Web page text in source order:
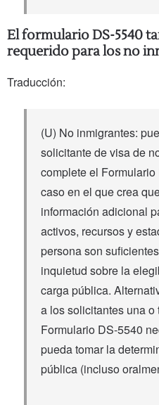
El formulario DS-5540
requerido para los no
Traducción:
(U) No inmigrantes:
solicitante de visa de
complete el
caso en el que crea
información adicional
activos, recursos y
persona son
inquietud sobre la
carga pública.
a los solicitantes una
Formulario DS-5540
pueda tomar la
pública (incluso